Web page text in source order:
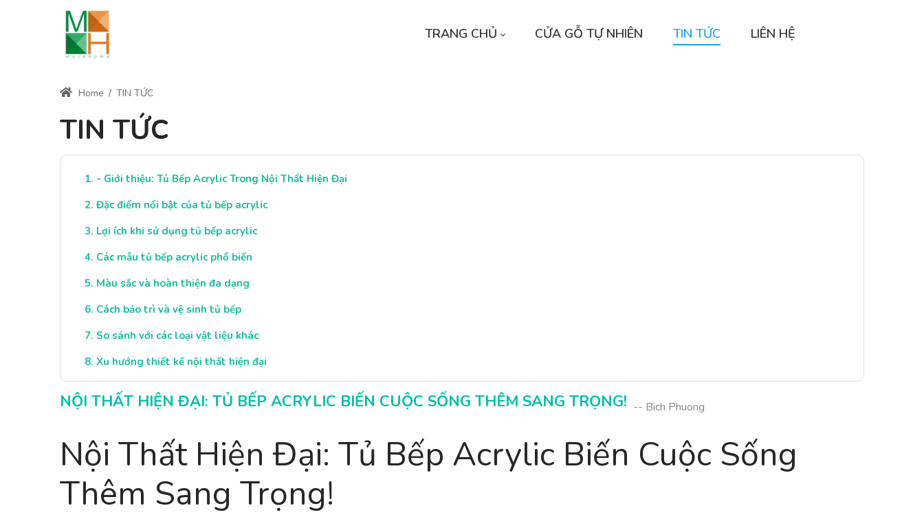
TRANG CHỦ CỬA GỖ TỰ NHIÊN TIN TỨC LIÊN HỆ
Home / TIN TỨC
TIN TỨC
- Giới thiệu: Tủ Bếp Acrylic Trong Nội Thất Hiện Đại
Đặc điểm nổi bật của tủ bếp acrylic
Lợi ích khi sử dụng tủ bếp acrylic
Các mẫu tủ bếp acrylic phổ biến
Màu sắc và hoàn thiện đa dạng
Cách bảo trì và vệ sinh tủ bếp
So sánh với các loại vật liệu khác
Xu hướng thiết kế nội thất hiện đại
Ý tưởng trang trí không gian bếp đẹp
Kết luận: Tủ Bếp Acrylic Cho Cuộc Sống Sang Trọng
NỘI THẤT HIỆN ĐẠI: TỦ BẾP ACRYLIC BIẾN CUỘC SỐNG THÊM SANG TRỌNG! -- Bich Phuong
Nội Thất Hiện Đại: Tủ Bếp Acrylic Biến Cuộc Sống
Thêm Sang Trọng!